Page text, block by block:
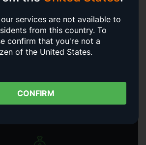
торговые сигналы, бесплатные
аналитика и индикаторы
services are not available to
from this country. To
confirm that you're not a
of the United States.
CONFIRM